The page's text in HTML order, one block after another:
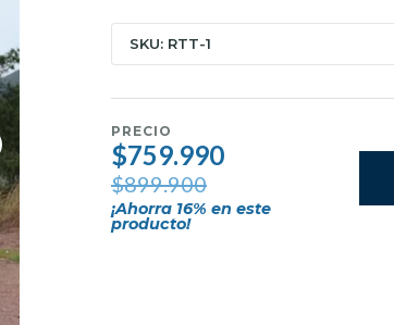
SKU: RTT-1
PRECIO
$759.990
$899.900
¡Ahorra 16% en este
producto!